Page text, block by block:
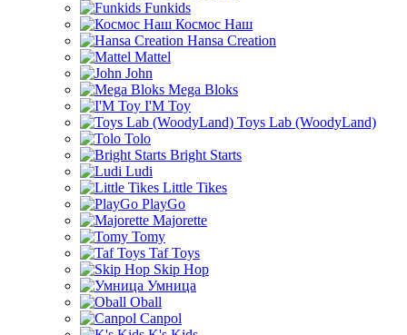
Funkids
Космос Наш
Hansa Creation
Mattel
John
Mega Bloks
I'M Toy
Toys Lab (WoodyLand)
Tolo
Bright Starts
Ludi
Little Tikes
PlayGo
Majorette
Tomy
Taf Toys
Skip Hop
Умница
Oball
Canpol